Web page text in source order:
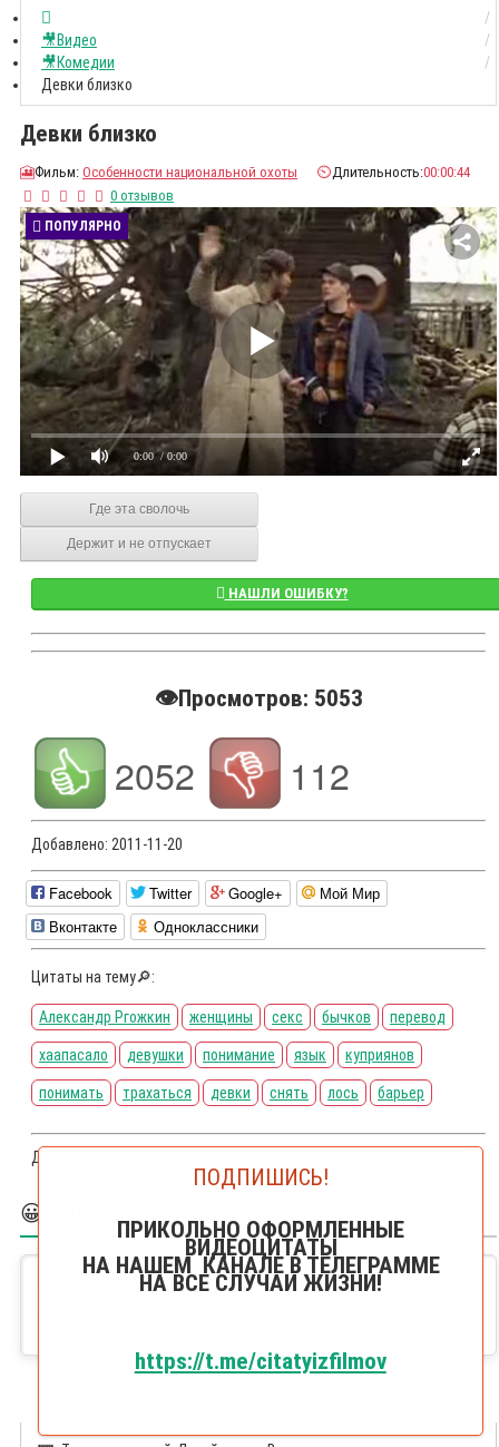
🎥Видео
🎥Комедии
Девки близко
Девки близко
🎦Фильм: Особенности национальной охоты ⏲️Длительность:00:00:44
0 отзывов
ПОПУЛЯРНО
0:00 / 0:00
Где эта сволочь
Держит и не отпускает
НАШЛИ ОШИБКУ?
👁️Просмотров: 5053
2052 112
Добавлено: 2011-11-20
Facebook Twitter Google+
Мой Мир
Вконтакте
Одноклассники
Цитаты на тему🔎:
Александр Ргожкин женщины секс бычков перевод
хаапасало девушки понимание язык куприянов
понимать трахаться девки снять лось барьер
Другие цитаты из фильма
😀 БОЛЬШЕ ЦИТАЙЛИКОВ
ЦИТАЙЛИКИ В ТЕЛЕГРАММЕ
ПОДПИШИСЬ!
ПРИКОЛЬНО ОФОРМЛЕННЫЕ
ВИДЕОЦИТАТЫ
НА НАШЕМ КАНАЛЕ В ТЕЛЕГРАММЕ
НА ВСЕ СЛУЧАИ ЖИЗНИ!
https://t.me/citatyizfilmov